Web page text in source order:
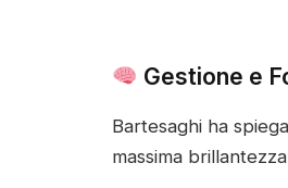
Gestione e
Bartesaghi ha
massima